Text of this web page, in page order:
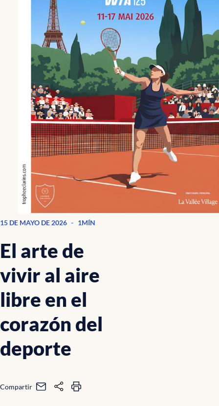
15 DE MAYO DE 2026 - 1MÍN
El arte de
vivir al aire
libre en el
corazón del
deporte
Compartir